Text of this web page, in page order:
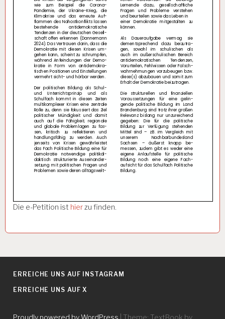
Die e-Petition ist hierzu finden.
ERREICHE UNS AUF INSTAGRAM
ERREICHE UNS AUF X
Proudly powered by WordPress Theme: TextBook by